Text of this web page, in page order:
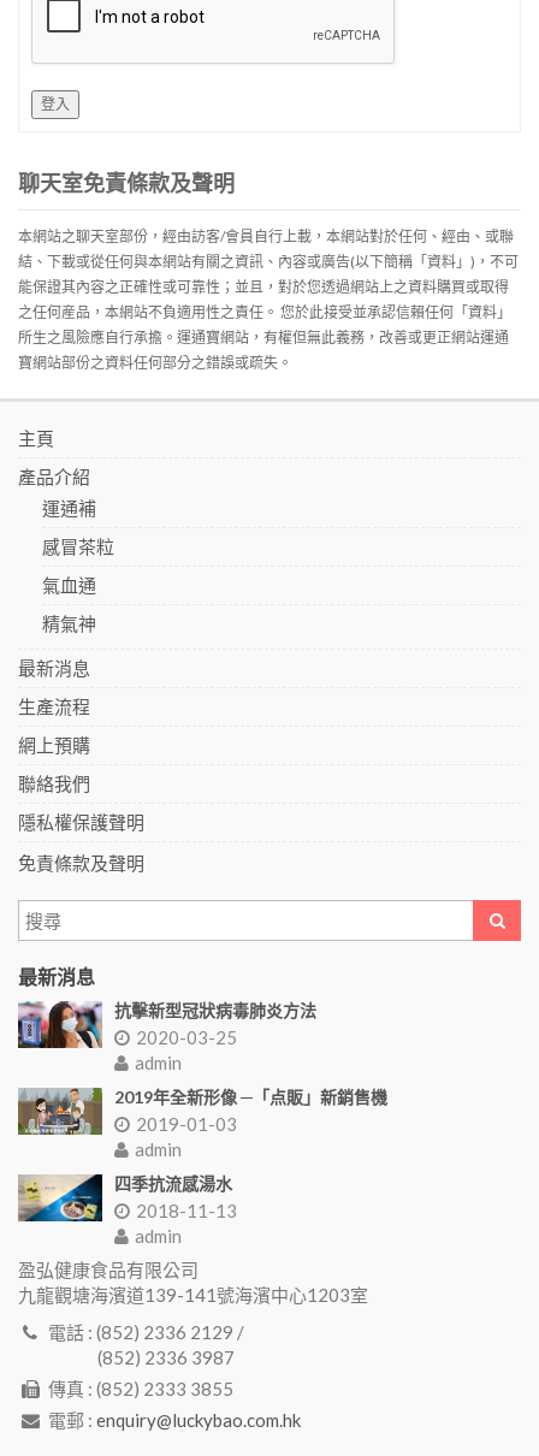
登入
聊天室免責條款及聲明
本網站之聊天室部份，經由訪客/會員自行上載，本網站對於任何、經由、或聯
結、下載或從任何與本網站有關之資訊、內容或廣告(以下簡稱「資料」)，不可
能保證其內容之正確性或可靠性；並且，對於您透過網站上之資料購買或取得
之任何産品，本網站不負適用性之責任。 您於此接受並承認信賴任何「資料」
所生之風險應自行承擔。運通寶網站，有權但無此義務，改善或更正網站運通
寶網站部份之資料任何部分之錯誤或疏失。
主頁
產品介紹
運通補
感冒茶粒
氣血通
精氣神
最新消息
生產流程
網上預購
聯絡我們
隱私權保護聲明
免責條款及聲明
最新消息
抗擊新型冠狀病毒肺炎方法
2020-03-25
admin
2019年全新形像 ─「点販」新銷售機
2019-01-03
admin
四季抗流感湯水
2018-11-13
admin
盈弘健康食品有限公司
九龍觀塘海濱道139-141號海濱中心1203室
電話 : (852) 2336 2129 /
(852) 2336 3987
傳真 : (852) 2333 3855
電郵 : enquiry@luckybao.com.hk